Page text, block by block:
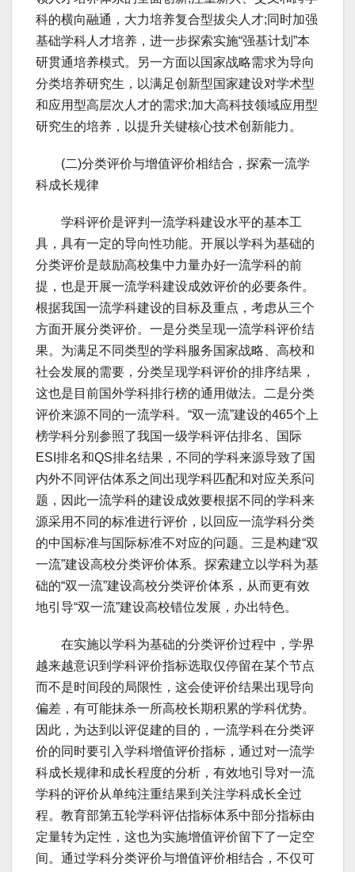
科的横向融通，大力培养复合型拔尖人才;同时加强
基础学科人才培养，进一步探索实施“强基计划”本
研贯通培养模式。另一方面以国家战略需求为导向
分类培养研究生，以满足创新型国家建设对学术型
和应用型高层次人才的需求;加大高科技领域应用型
研究生的培养，以提升关键核心技术创新能力。
(二)分类评价与增值评价相结合，探索一流学
科成长规律
学科评价是评判一流学科建设水平的基本工
具，具有一定的导向性功能。开展以学科为基础的
分类评价是鼓励高校集中力量办好一流学科的前
提，也是开展一流学科建设成效评价的必要条件。
根据我国一流学科建设的目标及重点，考虑从三个
方面开展分类评价。一是分类呈现一流学科评价结
果。为满足不同类型的学科服务国家战略、高校和
社会发展的需要，分类呈现学科评价的排序结果，
这也是目前国外学科排行榜的通用做法。二是分类
评价来源不同的一流学科。“双一流”建设的465个上
榜学科分别参照了我国一级学科评估排名、国际
ESI排名和QS排名结果，不同的学科来源导致了国
内外不同评估体系之间出现学科匹配和对应关系问
题，因此一流学科的建设成效要根据不同的学科来
源采用不同的标准进行评价，以回应一流学科分类
的中国标准与国际标准不对应的问题。三是构建“双
一流”建设高校分类评价体系。探索建立以学科为基
础的“双一流”建设高校分类评价体系，从而更有效
地引导“双一流”建设高校错位发展，办出特色。
在实施以学科为基础的分类评价过程中，学界
越来越意识到学科评价指标选取仅停留在某个节点
而不是时间段的局限性，这会使评价结果出现导向
偏差，有可能抹杀一所高校长期积累的学科优势。
因此，为达到以评促建的目的，一流学科在分类评
价的同时要引入学科增值评价指标，通过对一流学
科成长规律和成长程度的分析，有效地引导对一流
学科的评价从单纯注重结果到关注学科成长全过
程。教育部第五轮学科评估指标体系中部分指标由
定量转为定性，这也为实施增值评价留下了一定空
间。通过学科分类评价与增值评价相结合，不仅可